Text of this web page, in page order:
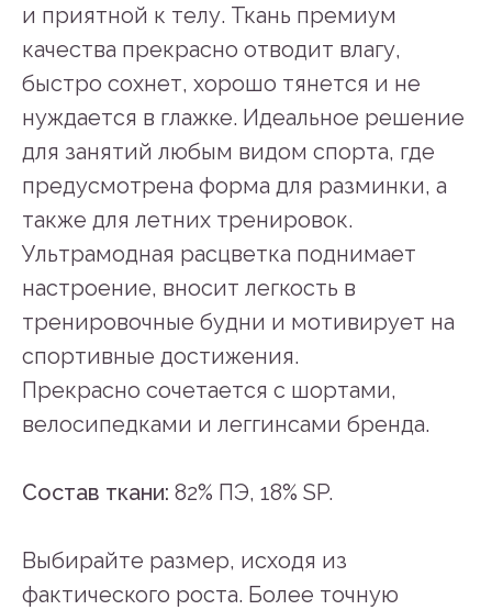
и приятной к телу. Ткань премиум
качества прекрасно отводит влагу,
быстро сохнет, хорошо тянется и не
нуждается в глажке. Идеальное решение
для занятий любым видом спорта, где
предусмотрена форма для разминки, а
также для летних тренировок.
Ультрамодная расцветка поднимает
настроение, вносит легкость в
тренировочные будни и мотивирует на
спортивные достижения.
Прекрасно сочетается с шортами,
велосипедками и леггинсами бренда.
Состав ткани: 82% ПЭ, 18% SP.
Выбирайте размер, исходя из
фактического роста. Более точную